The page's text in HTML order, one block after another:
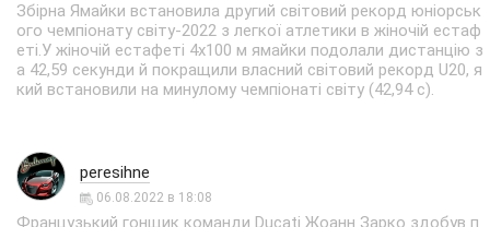
Збірна Ямайки встановила другий світовий рекорд юніорськ
ого чемпіонату світу-2022 з легкої атлетики в жіночій естаф
еті.У жіночій естафеті 4х100 м ямайки подолали дистанцію з
а 42,59 секунди й покращили власний світовий рекорд U20, я
кий встановили на минулому чемпіонаті світу (42,94 с).
peresihne
06.08.2022 в 18:08
Французький гонщик команди Ducati Жоанн Зарко здобув п